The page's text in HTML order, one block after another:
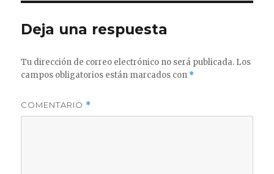
Deja una respuesta
Tu dirección de correo electrónico no será publicada. Los
campos obligatorios están marcados con *
COMENTARIO *